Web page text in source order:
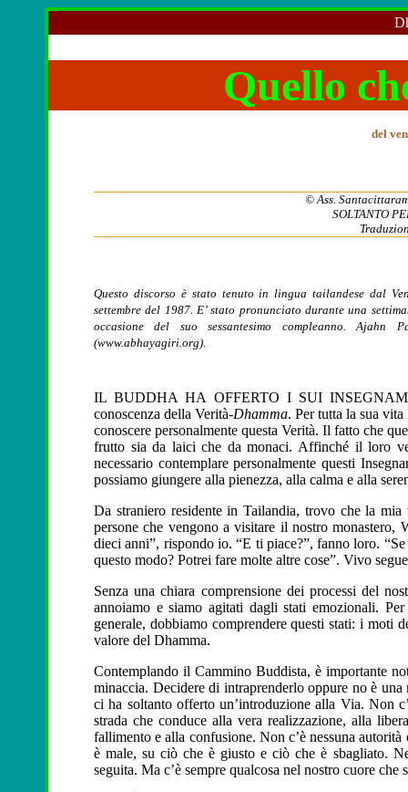
Quello
del
© Ass.
SOLTANTO
Questo discorso è stato tenuto in lingua tailandese dal
settembre del 1987. E’ stato pronunciato durante una
occasione del suo sessantesimo compleanno.
(www.abhayagiri.org).
IL BUDDHA HA OFFERTO I SUI
conoscenza della Verità-Dhamma. Per tutta la sua
conoscere personalmente questa Verità. Il fatto che
frutto sia da laici che da monaci. Affinché il loro
necessario contemplare personalmente questi
possiamo giungere alla pienezza, alla calma e alla
Da straniero residente in Tailandia, trovo che la
persone che vengono a visitare il nostro monastero,
dieci anni”, rispondo io. “E ti piace?”, fanno loro.
questo modo? Potrei fare molte altre cose”. Vivo
Senza una chiara comprensione dei processi del
annoiamo e siamo agitati dagli stati emozionali.
generale, dobbiamo comprendere questi stati: i moti
valore del Dhamma.
Contemplando il Cammino Buddista, è importante
minaccia. Decidere di intraprenderlo oppure no è
ci ha soltanto offerto un’introduzione alla Via. Non
strada che conduce alla vera realizzazione, alla
fallimento e alla confusione. Non c’è nessuna
è male, su ciò che è giusto e ciò che è sbagliato.
seguita. Ma c’è sempre qualcosa nel nostro cuore che